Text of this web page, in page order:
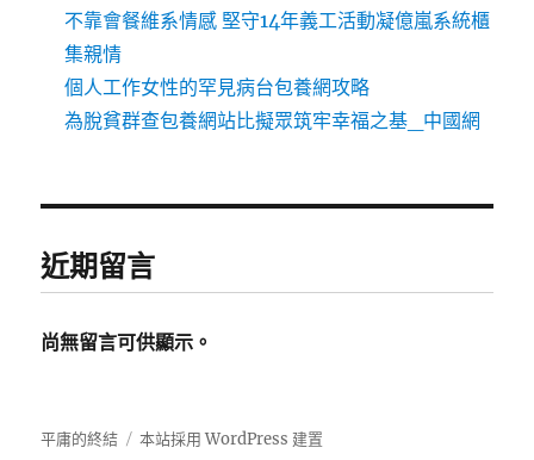
不靠會餐維系情感 堅守14年義工活動凝億嵐系統櫃
集親情
個人工作女性的罕見病台包養網攻略
為脫貧群查包養網站比擬眾筑牢幸福之基_中國網
近期留言
尚無留言可供顯示。
平庸的終結 本站採用 WordPress 建置